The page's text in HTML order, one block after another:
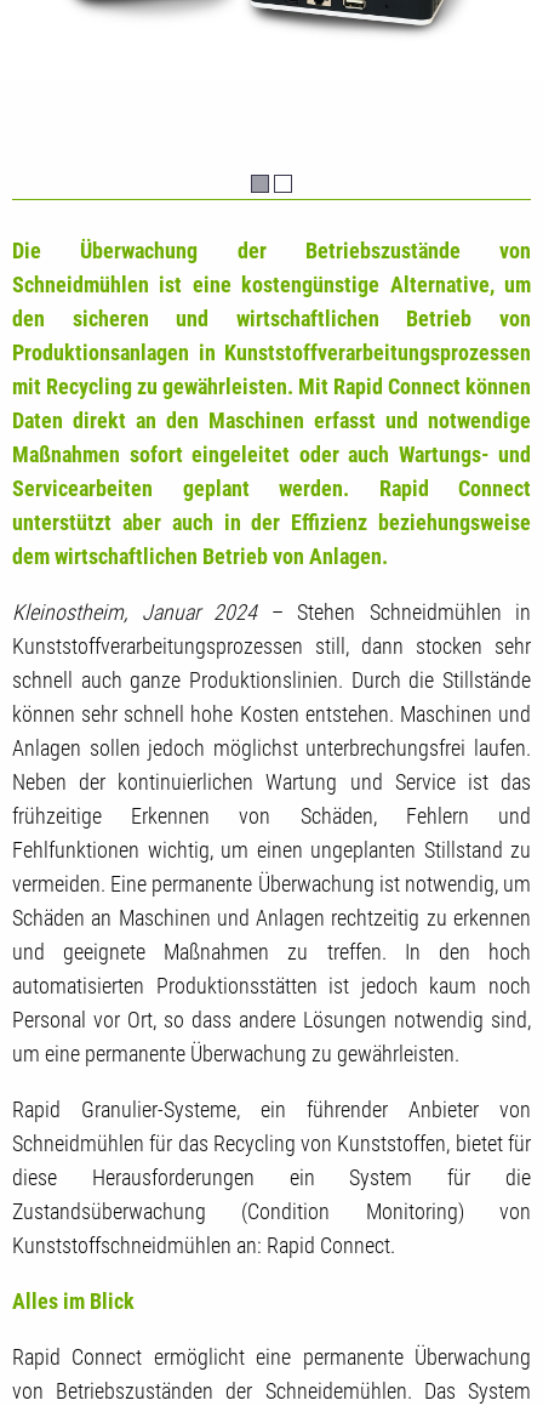
Die Überwachung der Betriebszustände von
Schneidmühlen ist eine kostengünstige Alternative, um
den sicheren und wirtschaftlichen Betrieb von
Produktionsanlagen in Kunststoffverarbeitungsprozessen
mit Recycling zu gewährleisten. Mit Rapid Connect können
Daten direkt an den Maschinen erfasst und notwendige
Maßnahmen sofort eingeleitet oder auch Wartungs- und
Servicearbeiten geplant werden. Rapid Connect
unterstützt aber auch in der Effizienz beziehungsweise
dem wirtschaftlichen Betrieb von Anlagen.
Kleinostheim, Januar 2024– Stehen Schneidmühlen in
Kunststoffverarbeitungsprozessen still, dann stocken sehr
schnell auch ganze Produktionslinien. Durch die Stillstände
können sehr schnell hohe Kosten entstehen. Maschinen und
Anlagen sollen jedoch möglichst unterbrechungsfrei laufen.
Neben der kontinuierlichen Wartung und Service ist das
frühzeitige Erkennen von Schäden, Fehlern und
Fehlfunktionen wichtig, um einen ungeplanten Stillstand zu
vermeiden. Eine permanente Überwachung ist notwendig, um
Schäden an Maschinen und Anlagen rechtzeitig zu erkennen
und geeignete Maßnahmen zu treffen. In den hoch
automatisierten Produktionsstätten ist jedoch kaum noch
Personal vor Ort, so dass andere Lösungen notwendig sind,
um eine permanente Überwachung zu gewährleisten.
Rapid Granulier-Systeme, ein führender Anbieter von
Schneidmühlen für das Recycling von Kunststoffen, bietet für
diese Herausforderungen ein System für die
Zustandsüberwachung (Condition Monitoring) von
Kunststoffschneidmühlen an: Rapid Connect.
Alles im Blick
Rapid Connect ermöglicht eine permanente Überwachung
von Betriebszuständen der Schneidemühlen. Das System